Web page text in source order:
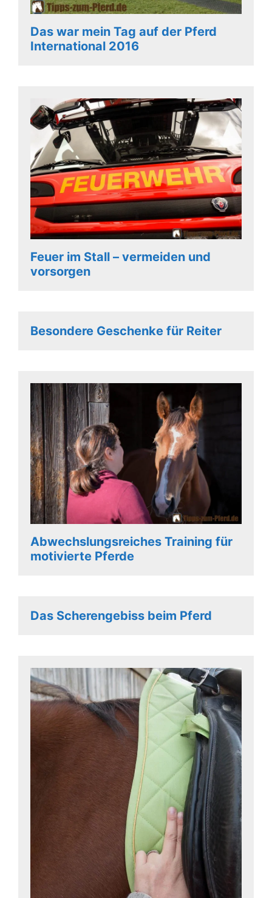
Das war mein Tag auf der Pferd
International 2016
Feuer im Stall – vermeiden und
vorsorgen
Besondere Geschenke für Reiter
Abwechslungsreiches Training für
motivierte Pferde
Das Scherengebiss beim Pferd